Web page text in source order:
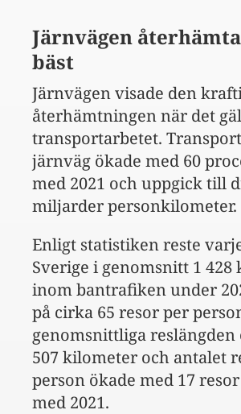
Järnvägen
bäst
Järnvägen visade den
återhämtningen när det
transportarbetet.
järnväg ökade med 60
med 2021 och uppgick till
miljarder personkilometer.
Enligt statistiken reste
Sverige i genomsnitt 1
inom bantrafiken under
på cirka 65 resor per
genomsnittliga reslängden
507 kilometer och antalet
person ökade med 17
med 2021.